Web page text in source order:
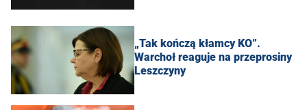
„Tak kończą kłamcy KO”.
Warchoł reaguje na przeprosiny
Leszczyny